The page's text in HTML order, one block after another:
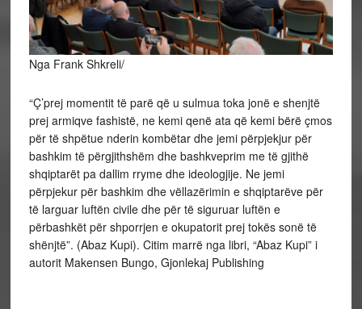
Nga Frank Shkreli/
“Ç’prej momentit të parë që u sulmua toka jonë e shenjtë
prej armiqve fashistë, ne kemi qenë ata që kemi bërë çmos
për të shpëtue nderin kombëtar dhe jemi përpjekjur për
bashkim të përgjithshëm dhe bashkveprim me të gjithë
shqiptarët pa dallim rryme dhe ideologjije. Ne jemi
përpjekur për bashkim dhe vëllazërimin e shqiptarëve për
të larguar luftën civile dhe për të siguruar luftën e
përbashkët për shporrjen e okupatorit prej tokës sonë të
shënjtë”. (Abaz Kupi). Citim marrë nga libri, “Abaz Kupi” i
autorit Makensen Bungo, Gjonlekaj Publishing